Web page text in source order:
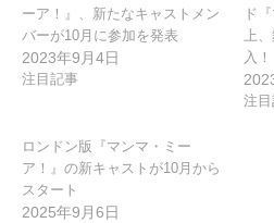
ーア！』、新たなキャストメン
バーが10月に参加を発表
2023年9月4日
注目記事
ド
上
入！
注
ロンドン版『マンマ・ミー
ア！』の新キャストが10月から
スタート
2025年9月6日